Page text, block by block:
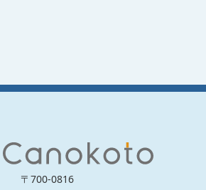
〒700-0816